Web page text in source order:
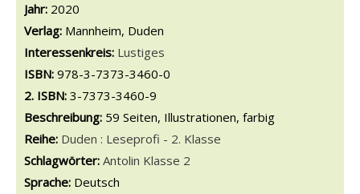
Jahr: 2020
Verlag: Mannheim, Duden
opens in new tab
Diesen Link in neuem Tab öffnen
Suche nach dieser Systematik
Interessenkreis: Suche nach diesem Interessenskreis
Lustiges
ISBN: 978-3-7373-3460-0
2. ISBN: 3-7373-3460-9
Beschreibung: 59 Seiten, Illustrationen, farbig
Reihe: Duden : Leseprofi - 2. Klasse
Schlagwörter: Antolin Klasse 2
Suche nach dieser Beteiligten Person
Sprache: Deutsch